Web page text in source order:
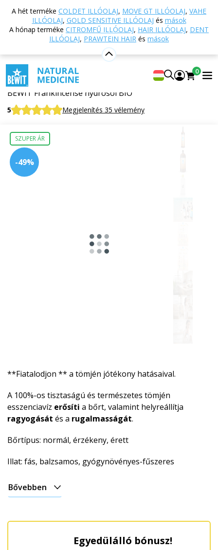
A hét terméke COLDET ILLÓOLAJ, MOVE GT ILLÓOLAJ, VAHE
ILLÓOLAJ, GOLD SENSITIVE ILLÓOLAJ és mások
A hónap terméke CITROMFŰ ILLÓOLAJ, HAIR ILLÓOLAJ, DENT
ILLÓOLAJ, PRAWTEIN HAIR és mások
0
Vissza a főoldalra Webáruház
Természetes
kozmetikumok
Kozmetikai hidrolátumok
BIO
Tömjén hidrolátum
BIO Tömjén hidrolátum
100% természetes hidrolátum
BEWIT Frankincense hydrosol BIO
5 Megjelenítés 35 vélemény
SZUPER ÁR
-49%
**Fiatalodjon ** a tömjén jótékony hatásaival.
A 100%-os tisztaságú és természetes tömjén
esszenciavíz erősíti a bőrt, valamint helyreállítja
ragyogását és a rugalmasságát.
Bőrtípus: normál, érzékeny, érett
Illat: fás, balzsamos, gyógynövényes-fűszeres
Bővebben
Egyedülálló bónusz!